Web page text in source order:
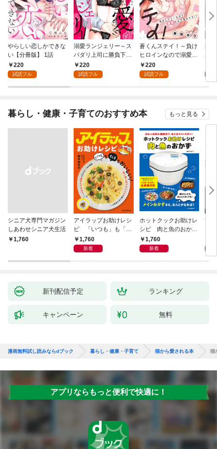
やらしい恋しかできな
い【分冊版】 1話
220
試読フル
溺愛ランジェリー～ス
パダリ上司に勝負下着
を見られたら淫靡な恋
が始まった～【分冊
220
試読フル
蒼くんステイ！～負け
ヒロインなので溺愛に
は不慣れです！？～
【分冊版】 1話
220
試読フル
死
が
っ
暮らし・健康・子育てのおすすめ本 もっと見る
シニア犬専門マガジン
しあわせシニア犬生活
￥1,760
アイラップお助けレシ
ピ 「いつも」も「も
しも」もおいしい！
1,760
新着
ホットクックお助けレ
シピ 肉と魚のおか
ず 少ない材料＆調味
料で、あとはスイッチ
1,760
新着
首
リ
昇
新刊配信予定 ランキング
キャンペーン 無料
漫画無料試し読みならdブック 暮らし・健康・子育て 猫から愛される本 猫
アプリならもっと便利で快適に！